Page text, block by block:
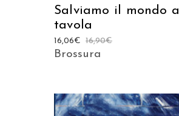
Salviamo il mondo a
tavola
16,90€
16,06€
Brossura